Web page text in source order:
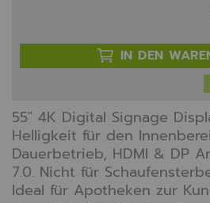
IN DEN
55" 4K Digital Signage
Helligkeit für den
Dauerbetrieb, HDMI & DP
7.0. Nicht für
Ideal für Apotheken zur